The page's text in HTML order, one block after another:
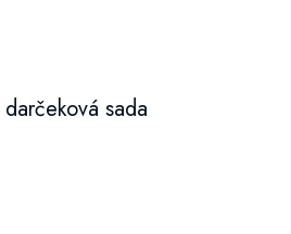
sada